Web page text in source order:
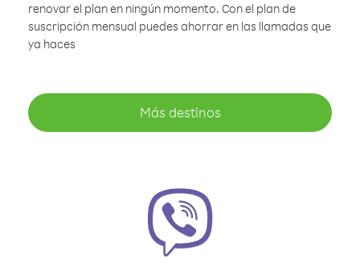
renovar el plan en ningún momento. Con el plan de
suscripción mensual puedes ahorrar en las llamadas que
ya haces
Más destinos